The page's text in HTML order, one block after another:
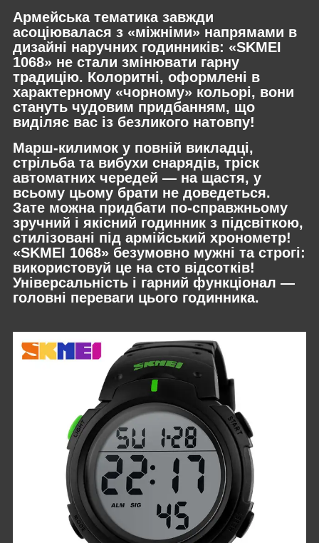
Армейська тематика завжди
асоціювалася з «міжніми» напрямами в
дизайні наручних годинників: «SKMEI
1068» не стали змінювати гарну
традицію. Колоритні, оформлені в
характерному «чорному» кольорі, вони
стануть чудовим придбанням, що
виділяє вас із безликого натовпу!
Марш-килимок у повній викладці,
стрільба та вибухи снарядів, тріск
автоматних чередей — на щастя, у
всьому цьому брати не доведеться.
Зате можна придбати по-справжньому
зручний і якісний годинник з підсвіткою,
стилізовані під армійський хронометр!
«SKMEI 1068» безумовно мужні та строгі:
використовуй це на сто відсотків!
Універсальність і гарний функціонал —
головні переваги цього годинника.